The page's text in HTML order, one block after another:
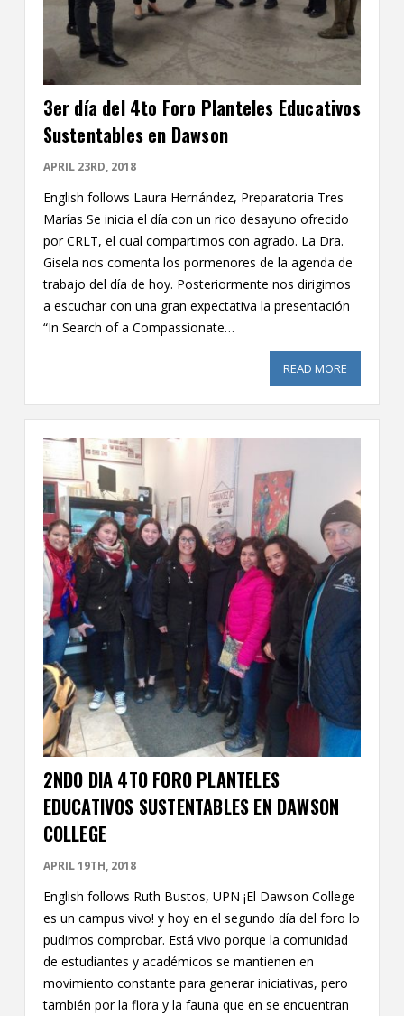
3er día del 4to Foro Planteles Educativos
Sustentables en Dawson
APRIL 23RD, 2018
English follows Laura Hernández, Preparatoria Tres
Marías Se inicia el día con un rico desayuno ofrecido
por CRLT, el cual compartimos con agrado. La Dra.
Gisela nos comenta los pormenores de la agenda de
trabajo del día de hoy. Posteriormente nos dirigimos
a escuchar con una gran expectativa la presentación
“In Search of a Compassionate…
READ MORE
2NDO DIA 4TO FORO PLANTELES
EDUCATIVOS SUSTENTABLES EN DAWSON
COLLEGE
APRIL 19TH, 2018
English follows Ruth Bustos, UPN ¡El Dawson College
es un campus vivo! y hoy en el segundo día del foro lo
pudimos comprobar. Está vivo porque la comunidad
de estudiantes y académicos se mantienen en
movimiento constante para generar iniciativas, pero
también por la flora y la fauna que en se encuentran